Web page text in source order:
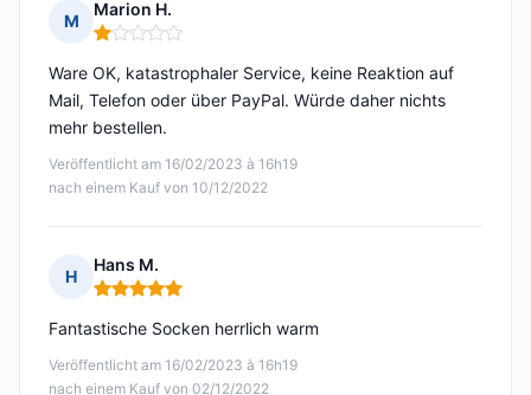
M
Marion H.
Hinweis: 1 von 5
Veröffentlicht am 16/02/2023 à 16h19
nach einem Kauf von 10/12/2022
Ware OK, katastrophaler Service, keine Reaktion auf
Mail, Telefon oder über PayPal. Würde daher nichts
mehr bestellen.
H
Hans M.
Hinweis: 5 von 5
Veröffentlicht am 16/02/2023 à 16h19
nach einem Kauf von 02/12/2022
Fantastische Socken herrlich warm